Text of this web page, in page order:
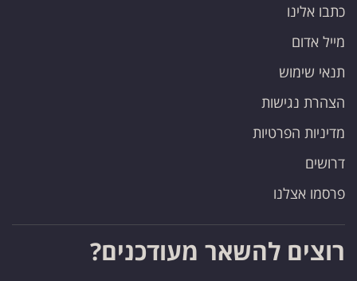
אחרינו:
כתבו אלינו
מייל אדום
תנאי שימוש
הצהרת נגישות
מדיניות הפרטיות
דרושים
פרסמו אצלנו
רוצים להשאר מעודכנים?